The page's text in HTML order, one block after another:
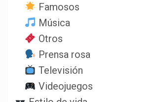
Famosos
Música
Otros
Prensa rosa
Televisión
Videojuegos